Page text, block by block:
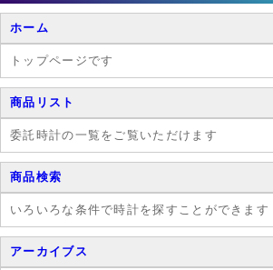
ホーム
トップページです
商品リスト
委託時計の一覧をご覧いただけます
商品検索
いろいろな条件で時計を探すことができます
アーカイブス